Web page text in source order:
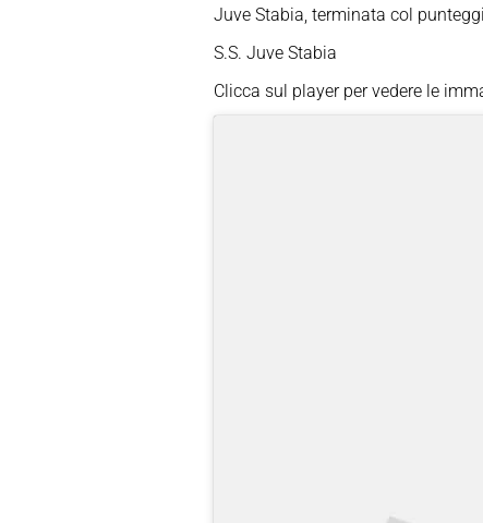
Juve Stabia, terminata col
S.S. Juve Stabia
Clicca sul player per vedere le